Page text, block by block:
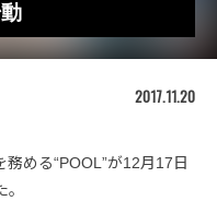
2017.11.20
める“POOL”が12月17日